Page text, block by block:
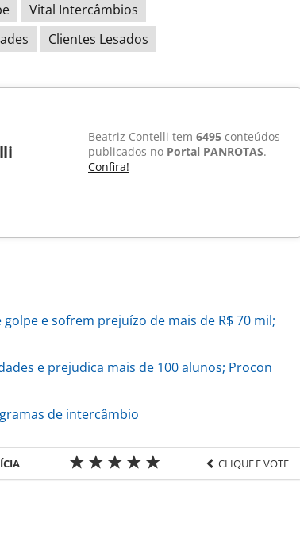
Vital Intercâmbios
Clientes Lesados
Beatriz Contelli tem 6495 conteúdos
publicados no Portal PANROTAS.
Confira!
e sofrem prejuízo de mais de R$ 70 mil;
e prejudica mais de 100 alunos; Procon
de intercâmbio
CLIQUE E VOTE